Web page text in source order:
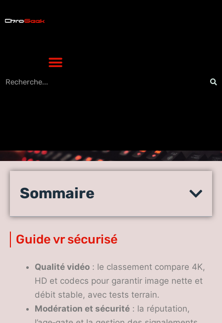
classement des 10
sécurisées
Sommaire
Guide vr sécurisé
Qualité vidéo : le classement compare 4K,
HD et codecs pour garantir image nette et
débit stable, avec tests terrain.
Modération et sécurité : la réputation,